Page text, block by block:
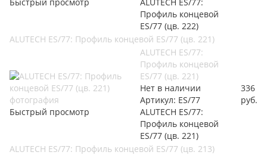
Профиль концевой
ES/77 (цв. 222)
ALUTECH ES/77: Профиль концевой ES/77 (цв. 221)
Быстрый просмотр
ALUTECH ES/77:
Профиль концевой
ES/77 (цв. 221)
Нет в наличии
Артикул: ES/77
ALUTECH ES/77:
Профиль концевой
ES/77 (цв. 221)
336
руб.
ALUTECH ES/77: Профиль концевой ES/77 (цв. 213)